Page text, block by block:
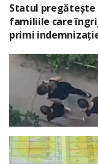
Statul pregătește
familiile care
primi